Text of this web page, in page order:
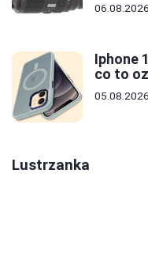
06.08.2026
Iphone
co to
05.08.2026
Lustrzanka